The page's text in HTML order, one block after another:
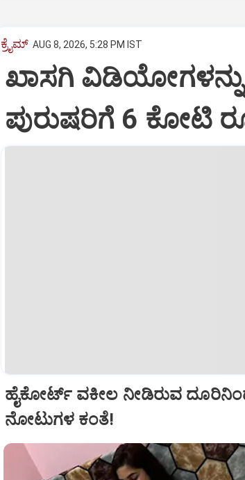
ಕ್ರೈಮ್ AUG 8, 2026, 5:28 PM IST
ಖಾಸಗಿ
ಪುರುಷರಿಗೆ 6 ಕೋಟಿ
ಹೈಕೋರ್ಟ್‌ ವಕೀಲ ನೀಡಿರುವ
ನೋಟುಗಳ ಕಂತೆ!